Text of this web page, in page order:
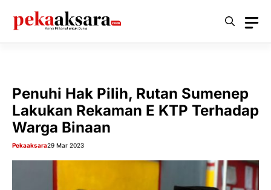
Penuhi Hak Pilih, Rutan Sumenep
Lakukan Rekaman E KTP Terhadap
Warga Binaan
Pekaaksara29 Mar 2023